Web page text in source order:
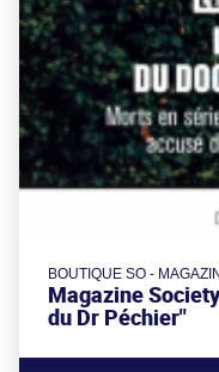
BOUTIQUE SO -
Magazine
du Dr Péchier"